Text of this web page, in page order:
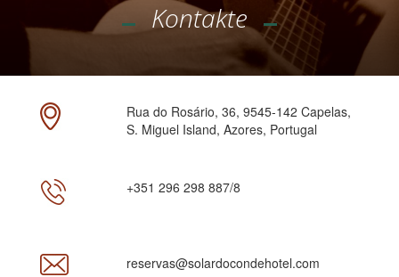
Kontakte
Rua do Rosário, 36, 9545-142 Capelas,
S. Miguel Island, Azores, Portugal
+351 296 298 887/8
reservas@solardocondehotel.com